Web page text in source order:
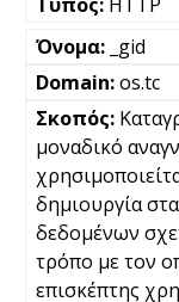
_gid
os.tc
μοναδικό
δημιουργία
δεδομένων
τρόπο με τον
επισκέπτης